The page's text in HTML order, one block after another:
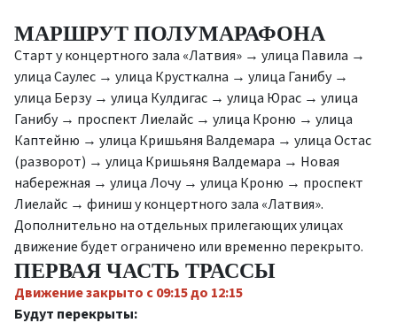
МАРШРУТ ПОЛУМАРАФОНА
Старт у концертного зала «Латвия» → улица Павила →
улица Саулес → улица Крусткална → улица Ганибу →
улица Берзу → улица Кулдигас → улица Юрас → улица
Ганибу → проспект Лиелайс → улица Кроню → улица
Каптейню → улица Кришьяня Валдемара → улица Остас
(разворот) → улица Кришьяня Валдемара → Новая
набережная → улица Лочу → улица Кроню → проспект
Лиелайс → финиш у концертного зала «Латвия».
Дополнительно на отдельных прилегающих улицах
движение будет ограничено или временно перекрыто.
ПЕРВАЯ ЧАСТЬ ТРАССЫ
Движение закрыто с 09:15 до 12:15
Будут перекрыты: